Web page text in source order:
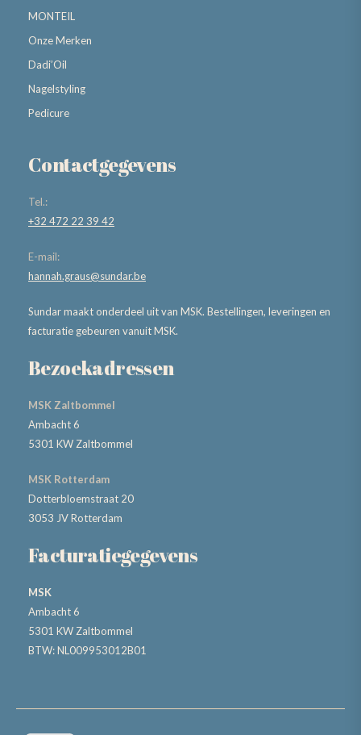
MONTEIL
Onze Merken
Dadi’Oil
Nagelstyling
Pedicure
Contactgegevens
Tel.:
+32 472 22 39 42
E-mail:
hannah.graus@sundar.be
Sundar maakt onderdeel uit van MSK. Bestellingen, leveringen en
facturatie gebeuren vanuit MSK.
Bezoekadressen
MSK Zaltbommel
Ambacht 6
5301 KW Zaltbommel
MSK Rotterdam
Dotterbloemstraat 20
3053 JV Rotterdam
Facturatiegegevens
MSK
Ambacht 6
5301 KW Zaltbommel
BTW: NL009953012B01